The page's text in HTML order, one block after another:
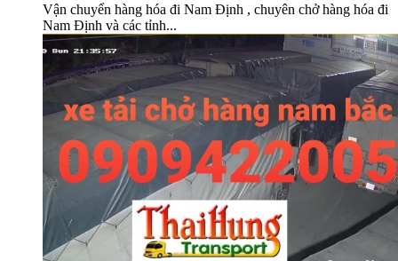
Vận chuyển hàng hóa đi Nam Định , chuyên chở hàng hóa đi
Nam Định và các tỉnh...